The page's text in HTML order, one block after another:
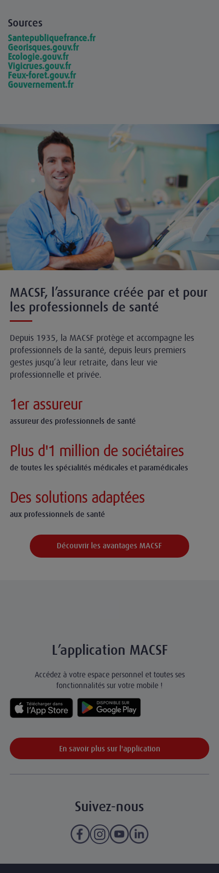
Sources
Santepubliquefrance.fr
Georisques.gouv.fr
Ecologie.gouv.fr
Vigicrues.gouv.fr
Feux-foret.gouv.fr
Gouvernement.fr
MACSF, l’assurance créée par et pour
les professionnels de santé
Depuis 1935, la MACSF protège et accompagne les
professionnels de la santé, depuis leurs premiers
gestes jusqu’à leur retraite, dans leur vie
professionnelle et privée.
1er assureur
assureur des professionnels de santé
Plus d'1 million de sociétaires
de toutes les spécialités médicales et paramédicales
Des solutions adaptées
aux professionnels de santé
Découvrir les avantages MACSF
L’application MACSF
Accédez à votre espace personnel et toutes ses
fonctionnalités sur votre mobile !
En savoir plus sur l'application
Suivez-nous